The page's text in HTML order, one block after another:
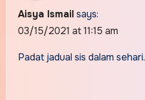
Aisya Ismail says:
03/15/2021 at 11:15 am
Padat jadual sis dalam sehari.